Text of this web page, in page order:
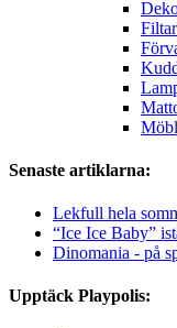
Senaste artiklarna:
Lekfull hela
“Ice Ice Baby”
Dinomania - på
Upptäck Playpolis: